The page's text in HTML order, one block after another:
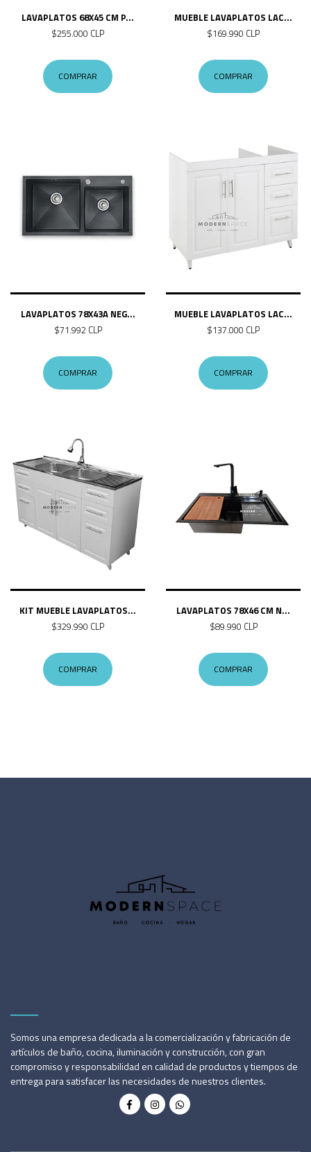
LAVAPLATOS 68X45 CM P...
$255.000 CLP
COMPRAR
MUEBLE LAVAPLATOS LAC...
$169.990 CLP
COMPRAR
LAVAPLATOS 78X43A NEG...
$71.992 CLP
COMPRAR
MUEBLE LAVAPLATOS LAC...
$137.000 CLP
COMPRAR
KIT MUEBLE LAVAPLATOS...
$329.990 CLP
COMPRAR
LAVAPLATOS 78X46 CM N...
$89.990 CLP
COMPRAR
Somos una empresa dedicada a la comercialización y fabricación de
artículos de baño, cocina, iluminación y construcción, con gran
compromiso y responsabilidad en calidad de productos y tiempos de
entrega para satisfacer las necesidades de nuestros clientes.